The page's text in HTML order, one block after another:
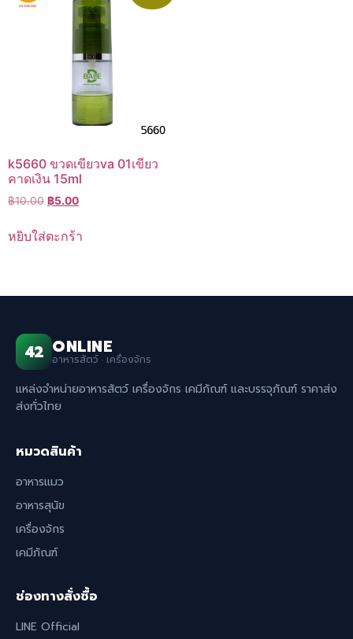
k5660 ขวดเขียวva 01เขียว
คาดเงิน 15ml
฿10.00 Original
was:
฿5.00Current
is:
หยิบใส่ตะกร้า
42 ONLINE
อาหารสัตว์ · เครื่องจักร
แหล่งจำหน่ายอาหารสัตว์ เครื่องจักร เคมีภัณฑ์ และบรรจุภัณฑ์ ราคาส่ง
ส่งทั่วไทย
หมวดสินค้า
อาหารแมว
อาหารสุนัข
เครื่องจักร
เคมีภัณฑ์
ช่องทางสั่งซื้อ
LINE Official